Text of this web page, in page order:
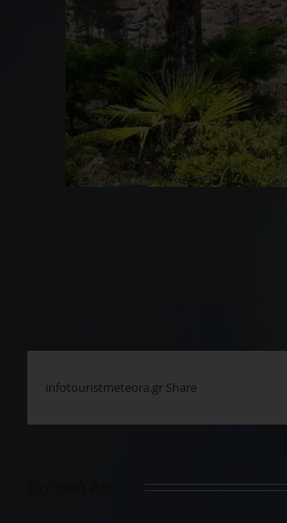
infotouristmeteora.gr Share